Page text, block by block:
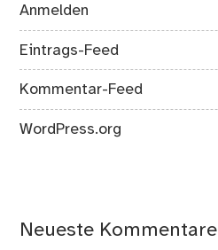
Anmelden
Eintrags-Feed
Kommentar-Feed
WordPress.org
Neueste Kommentare